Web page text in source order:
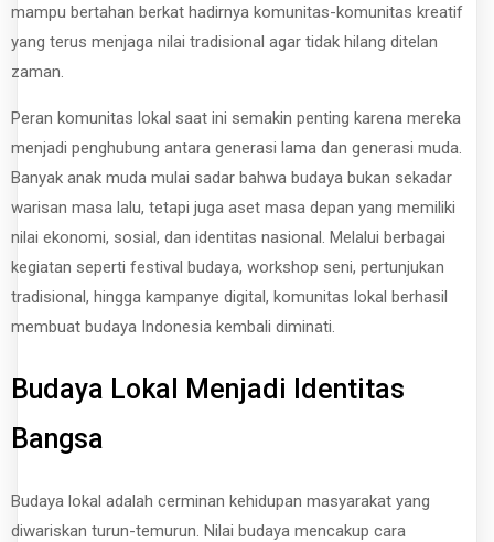
mampu bertahan berkat hadirnya komunitas-komunitas kreatif
yang terus menjaga nilai tradisional agar tidak hilang ditelan
zaman.
Peran komunitas lokal saat ini semakin penting karena mereka
menjadi penghubung antara generasi lama dan generasi muda.
Banyak anak muda mulai sadar bahwa budaya bukan sekadar
warisan masa lalu, tetapi juga aset masa depan yang memiliki
nilai ekonomi, sosial, dan identitas nasional. Melalui berbagai
kegiatan seperti festival budaya, workshop seni, pertunjukan
tradisional, hingga kampanye digital, komunitas lokal berhasil
membuat budaya Indonesia kembali diminati.
Budaya Lokal Menjadi Identitas
Bangsa
Budaya lokal adalah cerminan kehidupan masyarakat yang
diwariskan turun-temurun. Nilai budaya mencakup cara